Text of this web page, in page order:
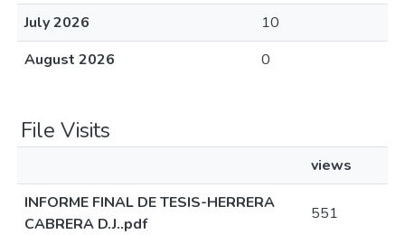
July 2026
10
August 2026
0
File Visits
views
INFORME FINAL DE TESIS-HERRERA
CABRERA D.J..pdf
551